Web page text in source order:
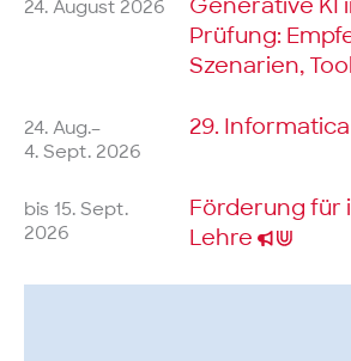
24. August 2026
Generative KI
Prüfung:
Szenarien,
24. Aug.–
4. Sept. 2026
29. Informatica
bis 15. Sept.
2026
Förderung für
Lehre